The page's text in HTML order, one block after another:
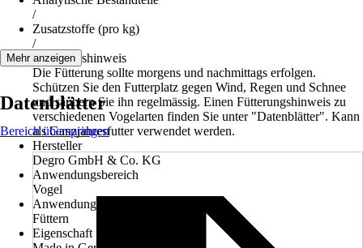
/
Zusatzstoffe (pro kg)
/
Fütterungshinweis
Die Fütterung sollte morgens und nachmittags erfolgen.
Schützen Sie den Futterplatz gegen Wind, Regen und Schnee
und säubern Sie ihn regelmässig. Einen Fütterungshinweis zu
verschiedenen Vogelarten finden Sie unter "Datenblätter". Kann
als Ganzjahresfutter verwendet werden.
Hersteller
Degro GmbH & Co. KG
Anwendungsbereich
Vogel
Anwendung
Füttern
Eigenschaft
Mehr anzeigen
Datenblätter
Bereich überspringen